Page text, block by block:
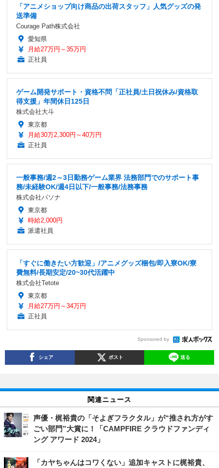
「アニメショップ向け商品の出荷スタッフ」人気グッズの発
送準備
Courage Path株式会社
愛知県
月給27万円～35万円
正社員
ゲーム開発サポート・資格不問「正社員/土日祝休み/資格取
得支援」年間休日125日
株式会社大斗
東京都
月給30万2,300円～40万円
正社員
一般事務/週2～3日勤務ゲーム業界 法務部門でのサポート事
務/未経験OK/週4日以下/一般事務/法務事務
株式会社パソナ
東京都
時給2,000円
派遣社員
「すぐに働きたい方歓迎」/アニメグッズ梱包/即入寮OK/寮
費無料/長期安定/20~30代活躍中
株式会社Tetote
東京都
月給27万円～34万円
正社員
Sponsored by
シェア ポスト 送る
関連ニュース
声優・梶裕貴の「そよぎフラクタル」が“推され方がす
ごい部門”大賞に！「CAMPFIRE クラウドファンディ
ング アワード 2024」
「カヤちゃんはコワくない」追加キャストに梶裕貴、